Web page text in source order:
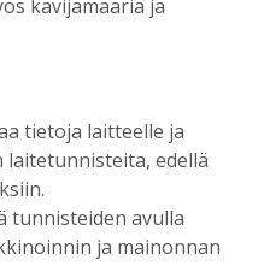
tiet,
lääkäripula… –
kanssa piisasi
16:00
kävijämääriä ja
tietoja laitteelle ja
edellä
tunnisteiden avulla
ja mainonnan